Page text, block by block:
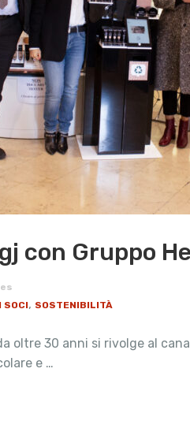
con Gruppo
SOCI, SOSTENIBILITÀ
oltre 30 anni si rivolge al
e …